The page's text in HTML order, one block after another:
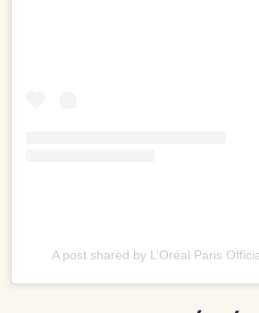
A post shared by L’Oréal Paris